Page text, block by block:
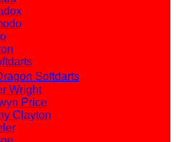
Softdarts
Wright
Price
Clayton